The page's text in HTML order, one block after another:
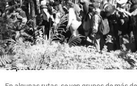
Economía
Mineros
logra
ingresos y
utilidades
récord en
el primer